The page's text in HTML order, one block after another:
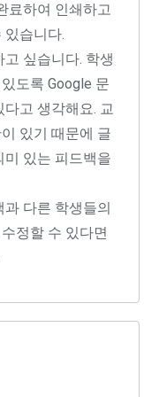
료하여 인쇄하고
있습니다.
싶습니다. 학생
도록 Google 문
고 생각해요. 교
있기 때문에 글
미 있는 피드백을
다른 학생들의
정할 수 있다면